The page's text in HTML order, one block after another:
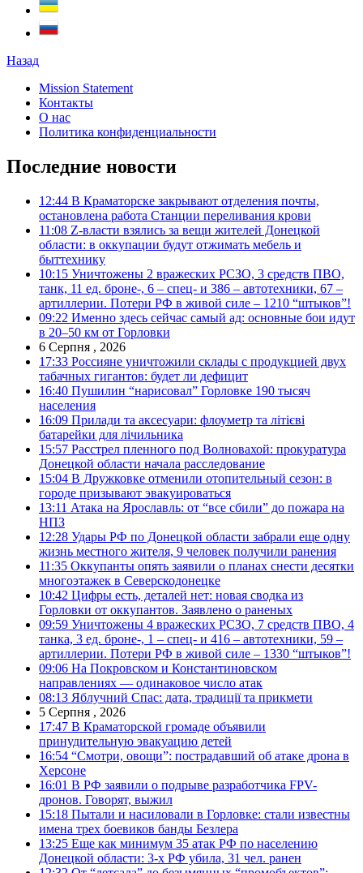
Назад
Mission Statement
Контакты
О нас
Политика конфиденциальности
Последние новости
12:44 В Краматорске закрывают отделения почты,
остановлена работа Станции переливания крови
11:08 Z-власти взялись за вещи жителей Донецкой
области: в оккупации будут отжимать мебель и
быттехнику
10:15 Уничтожены 2 вражеских РСЗО, 3 средств ПВО,
танк, 11 ед. броне-, 6 – спец- и 386 – автотехники, 67 –
артиллерии. Потери РФ в живой силе – 1210 “штыков”!
09:22 Именно здесь сейчас самый ад: основные бои идут
в 20–50 км от Горловки
6 Серпня , 2026
17:33 Россияне уничтожили склады с продукцией двух
табачных гигантов: будет ли дефицит
16:40 Пушилин “нарисовал” Горловке 190 тысяч
населения
16:09 Прилади та аксесуари: флоуметр та літієві
батарейки для лічильника
15:57 Расстрел пленного под Волновахой: прокуратура
Донецкой области начала расследование
15:04 В Дружковке отменили отопительный сезон: в
городе призывают эвакуироваться
13:11 Атака на Ярославль: от “все сбили” до пожара на
НПЗ
12:28 Удары РФ по Донецкой области забрали еще одну
жизнь местного жителя, 9 человек получили ранения
11:35 Оккупанты опять заявили о планах снести десятки
многоэтажек в Северскодонецке
10:42 Цифры есть, деталей нет: новая сводка из
Горловки от оккупантов. Заявлено о раненых
09:59 Уничтожены 4 вражеских РСЗО, 7 средств ПВО, 4
танка, 3 ед. броне-, 1 – спец- и 416 – автотехники, 59 –
артиллерии. Потери РФ в живой силе – 1330 “штыков”!
09:06 На Покровском и Константиновском
направлениях — одинаковое число атак
08:13 Яблучний Спас: дата, традиції та прикмети
5 Серпня , 2026
17:47 В Краматорской громаде объявили
принудительную эвакуацию детей
16:54 “Смотри, овощи”: пострадавший об атаке дрона в
Херсоне
16:01 В РФ заявили о подрыве разработчика FPV-
дронов. Говорят, выжил
15:18 Пытали и насиловали в Горловке: стали известны
имена трех боевиков банды Безлера
13:25 Еще как минимум 35 атак РФ по населению
Донецкой области: 3-х РФ убила, 31 чел. ранен